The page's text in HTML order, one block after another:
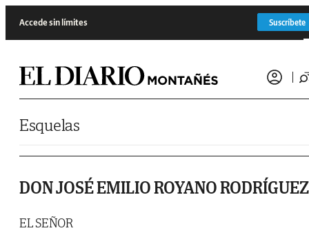
Accede sin límites Suscríbete
Esquelas
DON JOSÉ EMILIO ROYANO RODRÍGUEZ
EL SEÑOR